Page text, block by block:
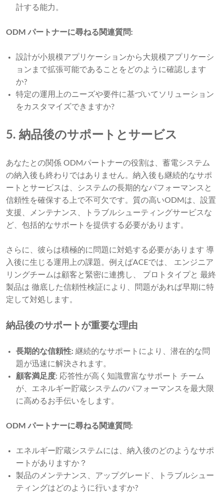
計する能力。
ODM パートナーに尋ねる関連質問:
設計が小規模アプリケーションから大規模アプリケーシ
ョンまで拡張可能であることをどのように確認します
か?
特定の運用上のニーズや要件に基づいてソリューション
をカスタマイズできますか?
5. 納品後のサポートとサービス
あなたとの関係 ODMパートナーの役割は、蓄電システム
の納入後も終わりではありません。納入後も継続的なサポ
ートとサービスは、システムの長期的なパフォーマンスと
信頼性を確保する上で不可欠です。質の高いODMは、設置
支援、メンテナンス、トラブルシューティングサービスな
ど、包括的なサポートを提供する必要があります。
さらに、彼らは積極的に問題に対処する必要があります 導
入後に生じる運用上の課題。例えばACEでは、 エンジニア
リングチームは顧客と緊密に連携し、 プロトタイプと 最終
製品は 徹底した信頼性検証により、問題があれば早期に特
定して対処します。
納品後のサポートが重要な理由
長期的な信頼性: 継続的なサポートにより、潜在的な問
題が迅速に解決されます。
顧客満足度: 応答性が高く知識豊富なサポート チーム
が、エネルギー貯蔵システムのパフォーマンスを最大限
に高めるお手伝いをします。
ODM パートナーに尋ねる関連質問:
エネルギー貯蔵システムには、納入後のどのようなサポ
ートがありますか？
製品のメンテナンス、アップグレード、トラブルシュー
ティングはどのように行いますか?